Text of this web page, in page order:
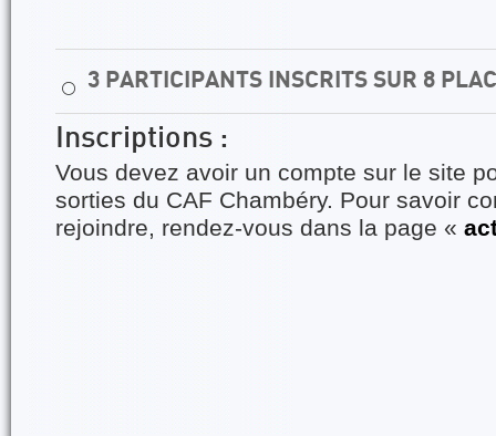
⚪ 3 PARTICIPANTS INSCRITS SUR 8
Inscriptions :
Vous devez avoir un compte sur le site
sorties du CAF Chambéry. Pour savoir
rejoindre, rendez-vous dans la page «